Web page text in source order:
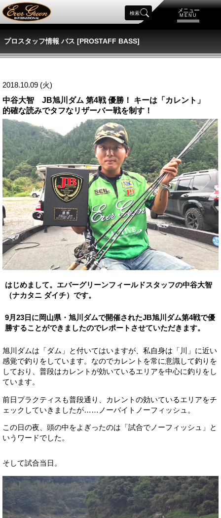
メニュー
MENU
検索
プロスタッフ情報 バス [PROSTAFF BASS]
2018.10.09 (火)
中谷大智 JB旭川ダム 第4戦 優勝！ キーは「カレント」
的確な読みでタフなリザーバー戦を制す！
はじめまして。エバーグリーンフィールドスタッフの中谷大智
（ナカタニ ダイチ）です。
9月23日に岡山県・旭川ダムで開催されたJB旭川ダム第4戦で優
勝することができましたのでレポートさせていただきます。
旭川ダムは「ダム」と付いてはいますが、私自身は「川」に近い
感覚で釣りをしています。なのでカレントを常に意識して釣りを
しており、普段はカレントが効いているエリアを中心に釣りをし
ています。
前日プラクティスも普段通り、カレントの効いているエリアをチ
ェックしていきましたが……ノーバイトノーフィッシュ。
この日の夜、頭の中をよぎったのは「試合でノーフィッシュ」と
いうワードでした。
そして試合当日。